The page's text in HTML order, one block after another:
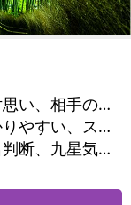
恋愛成就、出会い・片思い、相手の気持ち、相性、縁結び、結婚、男心・女心、二人の今後、複雑な恋愛、三角関係、略奪愛、浮気、不倫、復活愛、復縁、離婚、同性愛・LGBT、人間関係、職場の人間関係、対人関係、仕事運、適職、転職、進路、人生全般、人事、開業、廃業、目標、家族関係、夫婦関係、家庭問題、夫婦問題、親族問題、育児・子育て、シングルマザー、引越し・転居、方位、開運指導、健康運、金運
はっきり言う、わかりやすい、スピード鑑定、簡潔、具体的、的確、納得感、情報量が多い、友達のように相談できる、聞き上手、とても話しやすい、じっくり聞いてくれる、愛にあふれ温かい、深く濃厚、勇気をくれる、前向き・元気になれる、実力派
未来予知、風水、姓名判断、九星気学、占星術、数秘術、陰陽五行、手相、カウンセリング、オリジナル占術